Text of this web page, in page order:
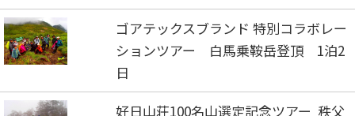
ゴアテックスブランド 特別コラボレー
ションツアー 白馬乗鞍岳登頂 1泊2
日
好日山荘100名山選定記念ツアー 秩父